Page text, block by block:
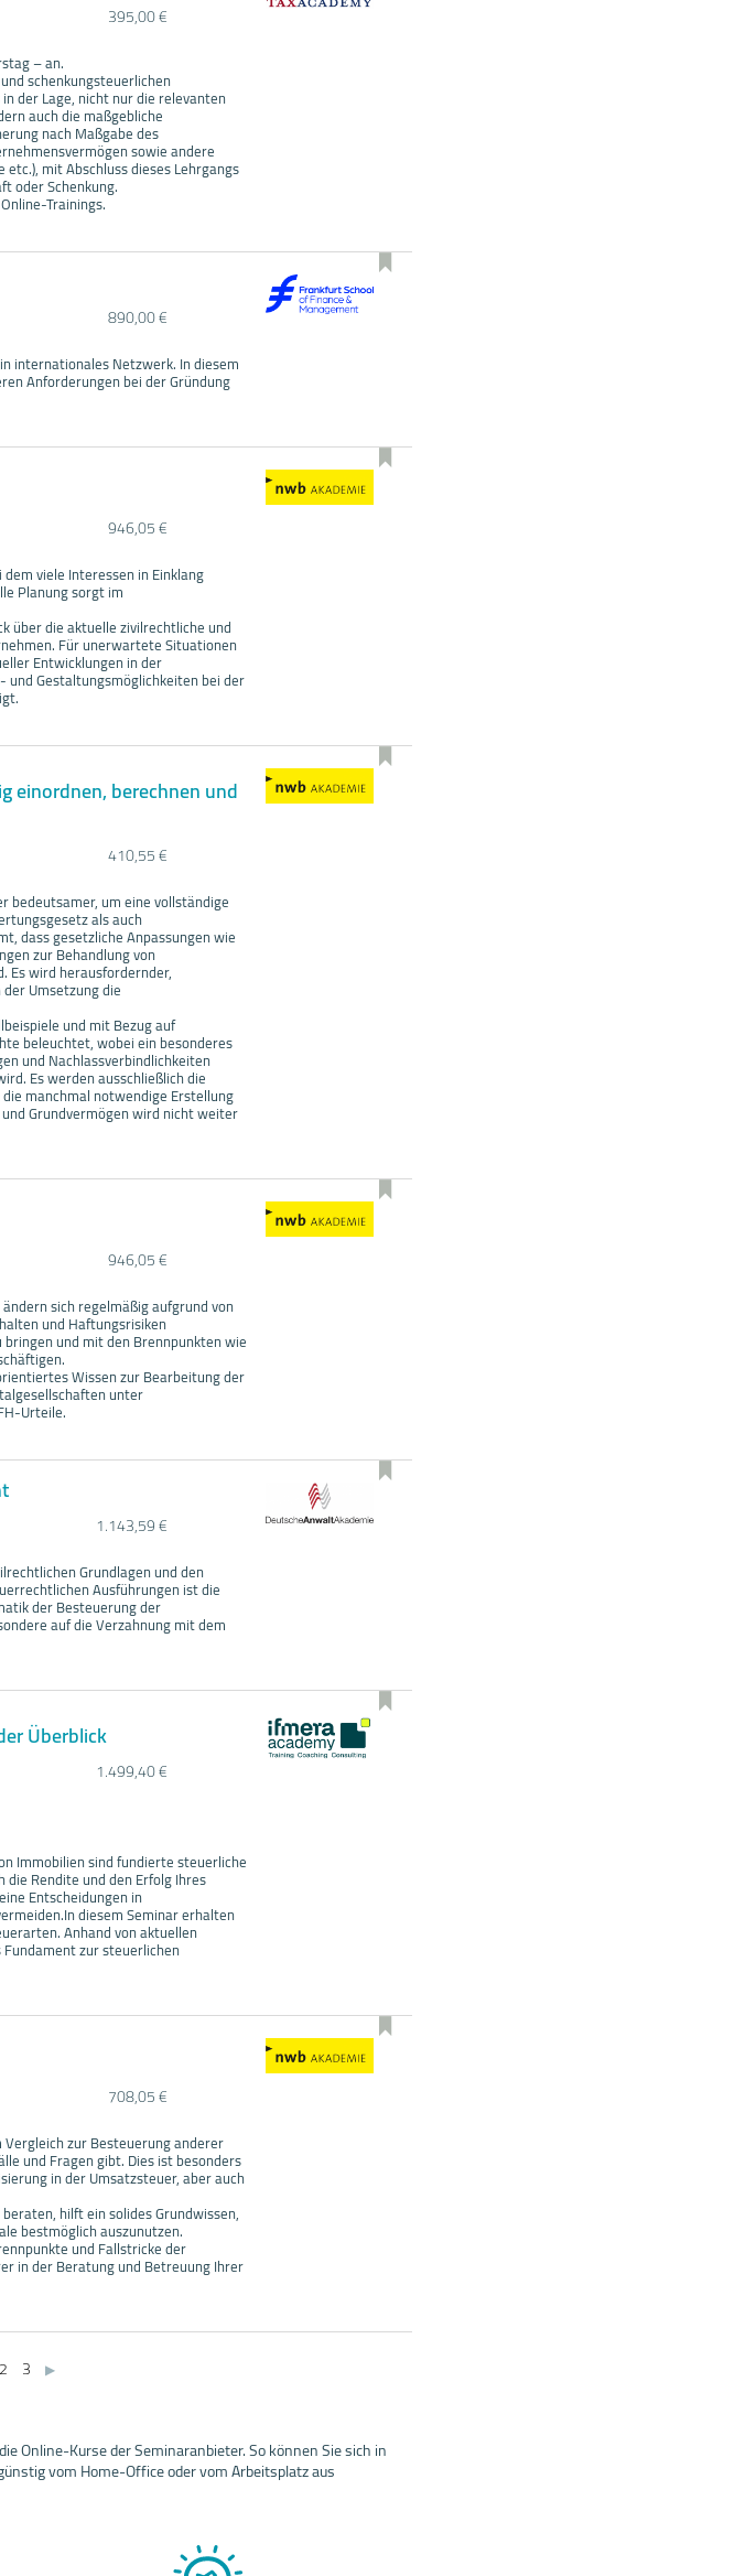
395,00 €
– an.
schenkungsteuerlichen
der Lage, nicht nur die relevanten
auch die maßgebliche
nach Maßgabe des
sowie andere
mit Abschluss dieses Lehrgangs
oder Schenkung.
Trainings.
890,00 €
internationales Netzwerk. In diesem
Anforderungen bei der Gründung
946,05 €
viele Interessen in Einklang
Planung sorgt im
über die aktuelle zivilrechtliche und
Für unerwartete Situationen
Entwicklungen in der
und Gestaltungsmöglichkeiten bei der
einordnen, berechnen und
410,55 €
bedeutsamer, um eine vollständige
als auch
dass gesetzliche Anpassungen wie
zur Behandlung von
Es wird herausfordernder,
Umsetzung die
und mit Bezug auf
beleuchtet, wobei ein besonderes
und Nachlassverbindlichkeiten
Es werden ausschließlich die
manchmal notwendige Erstellung
Grundvermögen wird nicht weiter
946,05 €
sich regelmäßig aufgrund von
und Haftungsrisiken
und mit den Brennpunkten wie
Wissen zur Bearbeitung der
unter
Urteile.
1.143,59 €
Grundlagen und den
Ausführungen ist die
der Besteuerung der
auf die Verzahnung mit dem
Überblick
1.499,40 €
Immobilien sind fundierte steuerliche
Rendite und den Erfolg Ihres
Entscheidungen in
diesem Seminar erhalten
Anhand von aktuellen
zur steuerlichen
708,05 €
zur Besteuerung anderer
und Fragen gibt. Dies ist besonders
in der Umsatzsteuer, aber auch
hilft ein solides Grundwissen,
bestmöglich auszunutzen.
und Fallstricke der
in der Beratung und Betreuung Ihrer
2 3 ▶
Online-Kurse der Seminaranbieter. So können Sie sich in
vom Home-Office oder vom Arbeitsplatz aus